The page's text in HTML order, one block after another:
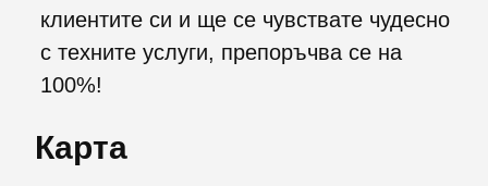
клиентите си и ще се чувствате чудесно
с техните услуги, препоръчва се на
100%!
Карта